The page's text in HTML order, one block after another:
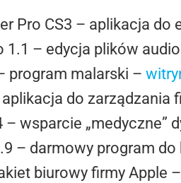
Pro CS3 – aplikacja do
1.1 – edycja plików
program malarski –
do zarządzania
– wsparcie „medyczne”
– darmowy program
biurowy firmy Apple –